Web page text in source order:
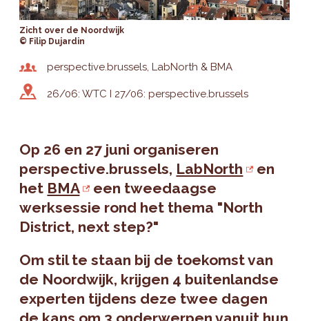
Zicht over de Noordwijk
© Filip Dujardin
perspective.brussels, LabNorth & BMA
26/06: WTC I 27/06: perspective.brussels
Op 26 en 27 juni organiseren
perspective.brussels, LabNorth
en
het BMA
een tweedaagse
werksessie rond het thema "North
District, next step?"
Om stil te staan bij de toekomst van
de Noordwijk, krijgen 4 buitenlandse
experten tijdens deze twee dagen